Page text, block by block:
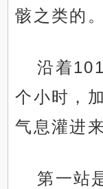
骸之类的。
沿着
个小时，
气息灌进来
第一站